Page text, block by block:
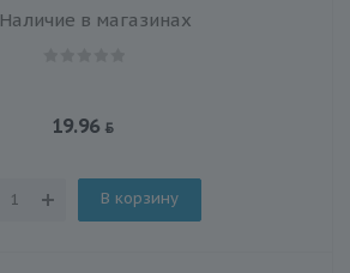
Наличие в магазинах
19.96
В корзину